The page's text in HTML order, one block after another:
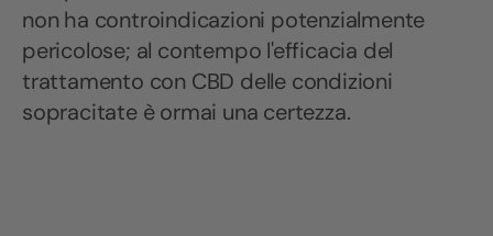
non ha controindicazioni potenzialmente
pericolose; al contempo l'efficacia del
trattamento con CBD delle condizioni
sopracitate è ormai una certezza.